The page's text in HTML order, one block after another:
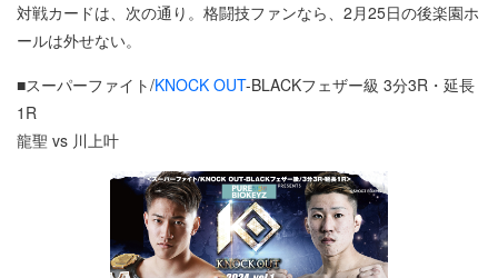
対戦カードは、次の通り。格闘技ファンなら、2月25日の後楽園ホ
ールは外せない。
■スーパーファイト/KNOCK OUT-BLACKフェザー級 3分3R・延長
1R
龍聖 vs 川上叶